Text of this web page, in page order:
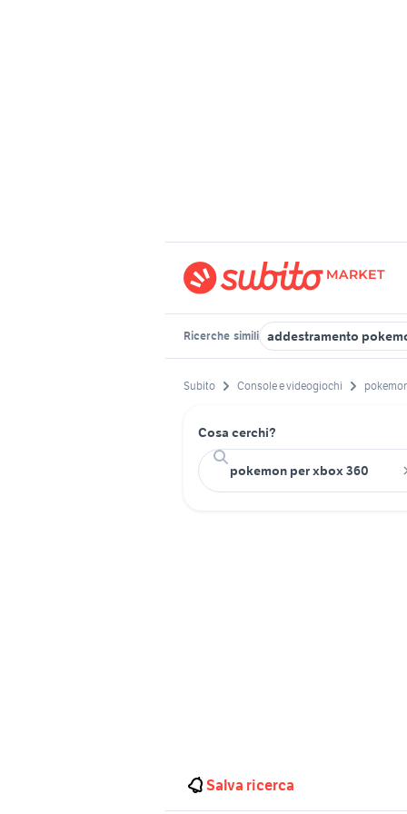
Ricerche simili addestramento
Subito Console e videogiochi
Cosa cerchi?
Salva ricerca